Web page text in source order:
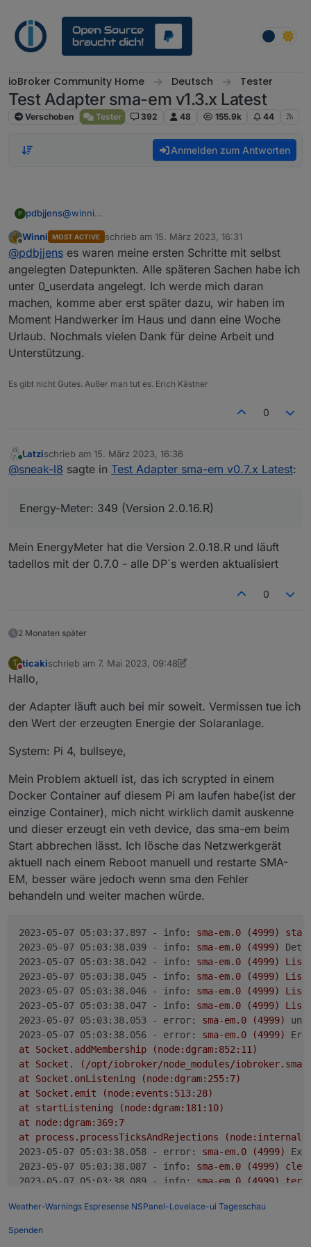
ioBroker Community Home Deutsch Tester
Test Adapter sma-em v1.3.x Latest
Verschoben Tester 392 48 155.9k 44
Anmelden zum Antworten
P pdbjjens@winni
wenn Du daran gehst, solltest Du auch überlegen, ob
Du auf die Geräte-Datenpunkte über alias.0 zugreifst.
Dann sind Deine Blocklys ziemlich sicher vor
zukünftigen Veränderungen der Geräte-Datenpunkte.
(Kommt zwar selten vor, ist aber nicht
ausgeschlossen). Die Aliase haben auch noch den
Vorteil, dass Du Umrechnungen der Einheiten oder
Skalierungen der Geräte-Datenpunkte im Alias
wenn Du die Gerätedatenpunkte z.B. in der iQontrol
Offline
Winni MOST ACTIVE schrieb am 15. März 2023, 16:31
zuletzt editiert von
@pdbjjens es waren meine ersten Schritte mit selbst
angelegten Datepunkten. Alle späteren Sachen habe ich
unter 0_userdata angelegt. Ich werde mich daran
machen, komme aber erst später dazu, wir haben im
Moment Handwerker im Haus und dann eine Woche
Urlaub. Nochmals vielen Dank für deine Arbeit und
Unterstützung.
Es gibt nicht Gutes. Außer man tut es. Erich Kästner
0
Online
Latzischrieb am 15. März 2023, 16:36
zuletzt editiert von
@sneak-l8 sagte in Test Adapter sma-em v0.7.x Latest:
Energy-Meter: 349 (Version 2.0.16.R)
Mein EnergyMeter hat die Version 2.0.18.R und läuft
tadellos mit der 0.7.0 - alle DP´s werden aktualisiert
0
2 Monaten später
T
Nicht stören
ticakischrieb am 7. Mai 2023, 09:48
zuletzt editiert von ticaki5. Juli 2023, 11:51
Hallo,
der Adapter läuft auch bei mir soweit. Vermissen tue ich
den Wert der erzeugten Energie der Solaranlage.
System: Pi 4, bullseye,
Mein Problem aktuell ist, das ich scrypted in einem
Docker Container auf diesem Pi am laufen habe(ist der
einzige Container), mich nicht wirklich damit auskenne
und dieser erzeugt ein veth device, das sma-em beim
Start abbrechen lässt. Ich lösche das Netzwerkgerät
aktuell nach einem Reboot manuell und restarte SMA-
EM, besser wäre jedoch wenn sma den Fehler
behandeln und weiter machen würde.
2023-05-07 05:03:37.897 - info: sma-em.0 (4999)
2023-05-07 05:03:38.039 - info:
sma-em.0 (4999)
2023-05-07 05:03:38.042 - info:
sma-em.0 (4999)
2023-05-07 05:03:38.045 - info:
sma-em.0 (4999)
2023-05-07 05:03:38.046 - info:
sma-em.0 (4999)
2023-05-07 05:03:38.047 - info:
sma-em.0 (4999)
2023-05-07 05:03:38.053 - error:
sma-em.0 (4999)
2023-05-07 05:03:38.056 - error:
sma-em.0 (4999)
at
Socket.addMembership
(node:dgram:852:11)
at
Socket.
(/opt/iobroker/node_modules/
at
Socket.onListening
(node:dgram:255:7)
at
Socket.emit
(node:events:513:28)
at
startListening
(node:dgram:181:10)
at
node:dgram:369:7
at
process.processTicksAndRejections
(node:internal/
2023-05-07 05:03:38.058 - error:
sma-em.0 (4999)
2023-05-07 05:03:38.087 - info:
sma-em.0 (4999)
2023-05-07 05:03:38.089 - info:
sma-em.0 (4999)
2023-05-07 05:03:38.094 - info: sma-em.0 (4999)
2023-05-07 05:03:38.753 - error:
Weather-Warnings Espresense NSPanel-Lovelace-ui Tagesschau
Spenden